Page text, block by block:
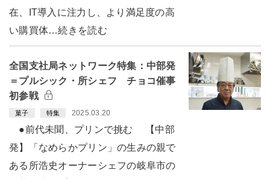
在、IT導入に注力し、より満足度の高
い購買体…続きを読む
全国支社局ネットワーク特集：中部発
＝プルシック・所シェフ チョコ催事
初参戦
菓子 特集 2025.03.20
●前代未聞、プリンで挑む 【中部
発】「なめらかプリン」の生みの親で
ある所浩史オーナーシェフの岐阜市の